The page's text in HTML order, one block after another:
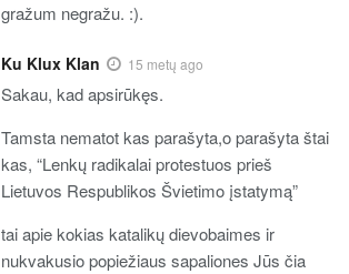
gražum negražu. :).
Ku Klux Klan 15 metų ago
Sakau, kad apsirūkęs.
Tamsta nematot kas parašyta,o parašyta štai
kas, “Lenkų radikalai protestuos prieš
Lietuvos Respublikos Švietimo įstatymą”
tai apie kokias katalikų dievobaimes ir
nukvakusio popiežiaus sapaliones Jūs čia